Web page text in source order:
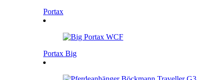
Portax
Portax Big